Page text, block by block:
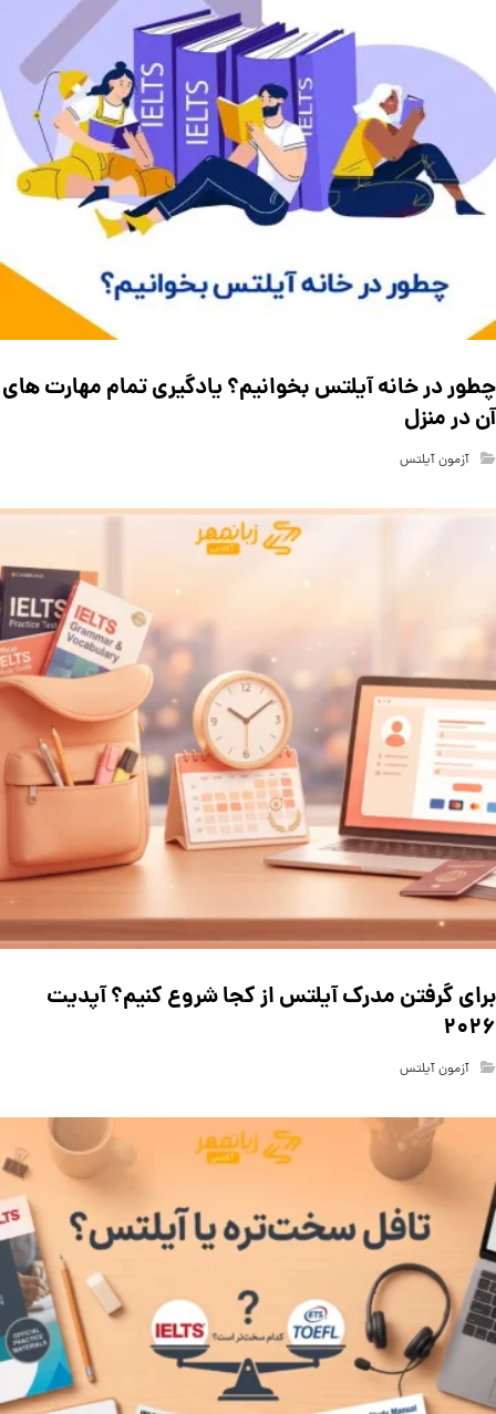
چطور در خانه آیلتس بخوانیم؟ یادگیری تمام مهارت های
آن در منزل
آزمون آیلتس
برای گرفتن مدرک آیلتس از کجا شروع کنیم؟ آپدیت
۲۰۲۶
آزمون آیلتس